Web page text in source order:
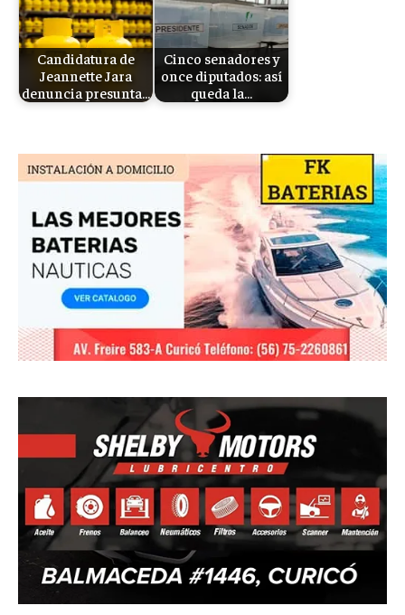
Candidatura de
Jeannette Jara
denuncia presunta…
Cinco senadores y
once diputados: así
queda la…